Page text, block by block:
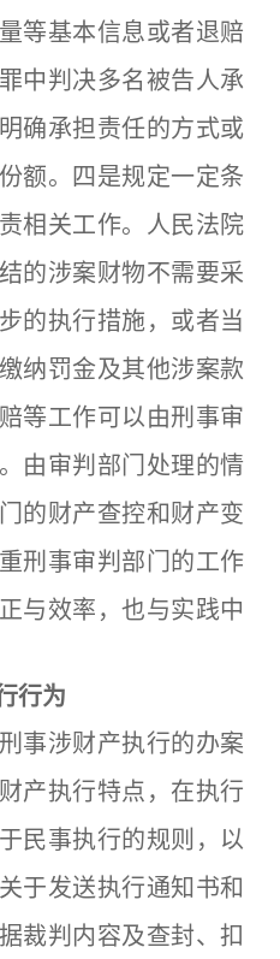
等基本信息或者退赔
中判决多名被告人承
确承担责任的方式或
额。四是规定一定条
相关工作。人民法院
的涉案财物不需要采
的执行措施，或者当
纳罚金及其他涉案款
等工作可以由刑事审
由审判部门处理的情
的财产查控和财产变
刑事审判部门的工作
与效率，也与实践中
行为
涉财产执行的办案
产执行特点，在执行
民事执行的规则，以
于发送执行通知书和
裁判内容及查封、扣